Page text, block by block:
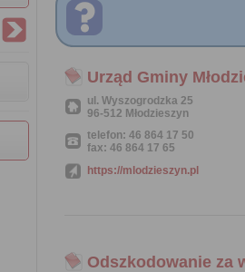
Urząd Gminy
ul. Wyszogrodzka 25
96-512 Młodzieszyn
telefon: 46 864 17 50
fax: 46 864 17 65
https://mlodzieszyn.pl
Odszkodowanie za